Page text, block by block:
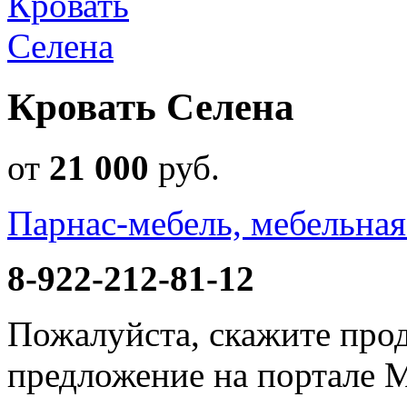
Кровать Селена
от 21 000 руб.
Парнас-мебель,
8-922-212-81-12
Пожалуйста, скажите
предложение на портале